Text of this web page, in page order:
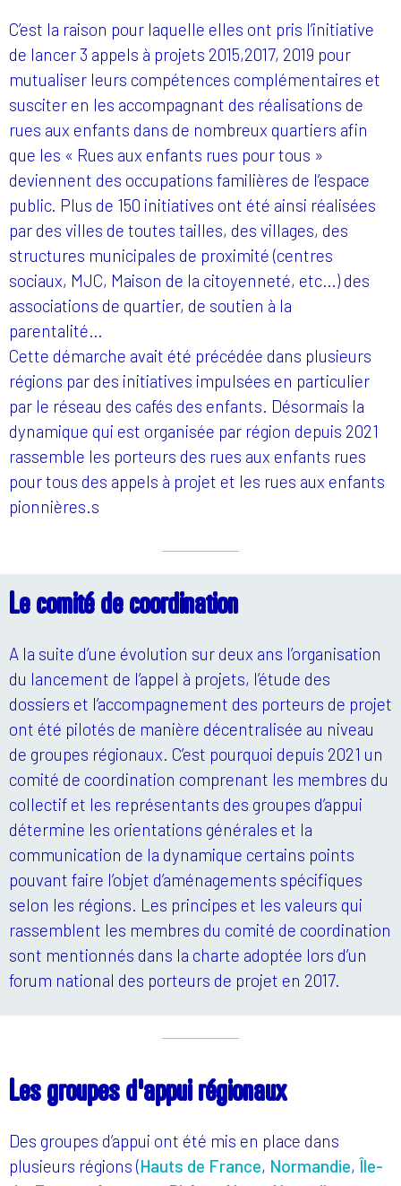
C’est la raison pour laquelle elles ont pris l’initiative
de lancer 3 appels à projets 2015,2017, 2019 pour
mutualiser leurs compétences complémentaires et
susciter en les accompagnant des réalisations de
rues aux enfants dans de nombreux quartiers afin
que les « Rues aux enfants rues pour tous »
deviennent des occupations familières de l’espace
public. Plus de 150 initiatives ont été ainsi réalisées
par des villes de toutes tailles, des villages, des
structures municipales de proximité (centres
sociaux, MJC, Maison de la citoyenneté, etc…) des
associations de quartier, de soutien à la
parentalité…
Cette démarche avait été précédée dans plusieurs
régions par des initiatives impulsées en particulier
par le réseau des cafés des enfants. Désormais la
dynamique qui est organisée par région depuis 2021
rassemble les porteurs des rues aux enfants rues
pour tous des appels à projet et les rues aux enfants
pionnières.s
Le comité de coordination
A la suite d’une évolution sur deux ans l’organisation
du lancement de l’appel à projets, l’étude des
dossiers et l’accompagnement des porteurs de projet
ont été pilotés de manière décentralisée au niveau
de groupes régionaux. C’est pourquoi depuis 2021 un
comité de coordination comprenant les membres du
collectif et les représentants des groupes d’appui
détermine les orientations générales et la
communication de la dynamique certains points
pouvant faire l’objet d’aménagements spécifiques
selon les régions. Les principes et les valeurs qui
rassemblent les membres du comité de coordination
sont mentionnés dans la charte adoptée lors d’un
forum national des porteurs de projet en 2017.
Les groupes d'appui régionaux
Des groupes d’appui ont été mis en place dans
plusieurs régions (Hauts de France, Normandie, Île-